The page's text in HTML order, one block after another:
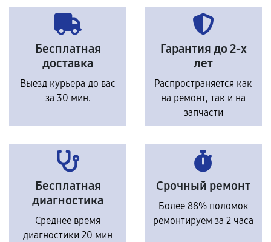
Бесплатная
доставка
Выезд курьера до вас
за 30 мин.
Гарантия до 2-х
лет
Распространяется как
на ремонт, так и на
запчасти
Бесплатная
диагностика
Среднее время
диагностики 20 мин
Срочный ремонт
Более 88% поломок
ремонтируем за 2 часа